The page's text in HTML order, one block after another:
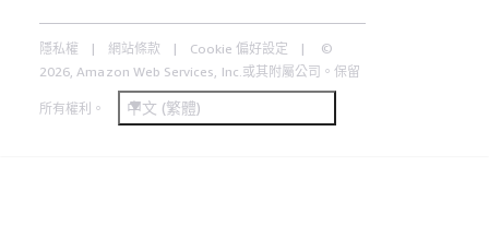
隱私權 網站條款 Cookie 偏好設定
©
2026, Amazon Web Services, Inc.或其附屬公司。保留
所有權利。 中文 (繁體)